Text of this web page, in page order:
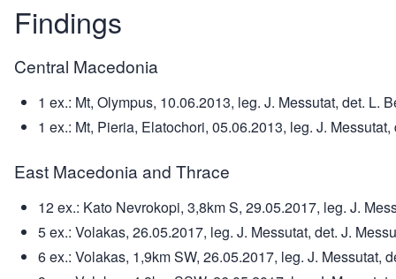
Findings
Central Macedonia
1 ex.: Mt, Olympus, 10.06.2013, leg. J. Messutat, det. L.
1 ex.: Mt, Pieria, Elatochori, 05.06.2013, leg. J.
East Macedonia and Thrace
12 ex.: Kato Nevrokopi, 3,8km S, 29.05.2017, leg. J.
5 ex.: Volakas, 26.05.2017, leg. J. Messutat, det. J.
6 ex.: Volakas, 1,9km SW, 26.05.2017, leg. J. Messutat,